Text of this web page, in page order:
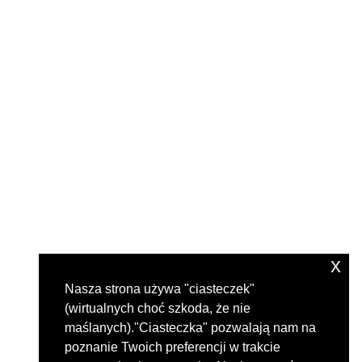
Nasza strona używa "ciasteczek"
(wirtualnych choć szkoda, że nie
maślanych)."Ciasteczka" pozwalają nam na
poznanie Twoich preferencji w trakcie
x